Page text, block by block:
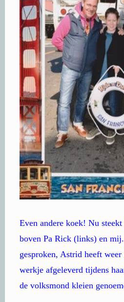
Even andere koek! Nu
boven Pa Rick (links) en
gesproken, Astrid heeft
werkje afgeleverd tijdens
de volksmond kleien